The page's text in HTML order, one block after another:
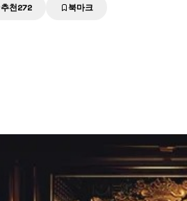
추천272 북마크